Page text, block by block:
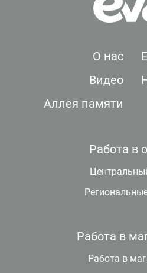
О нас
Видео
Аллея памяти
Работа в
Работа в
Работа в